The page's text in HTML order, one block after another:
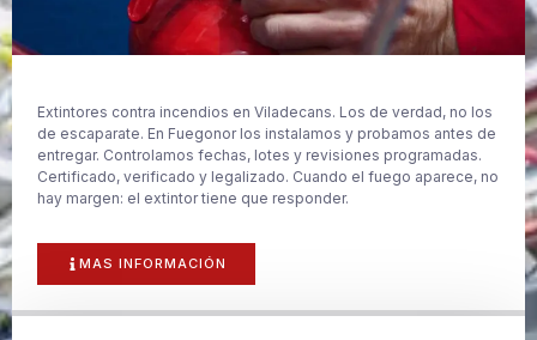
Extintores contra incendios en Viladecans. Los de verdad, no los
de escaparate. En Fuegonor los instalamos y probamos antes de
entregar. Controlamos fechas, lotes y revisiones programadas.
Certificado, verificado y legalizado. Cuando el fuego aparece, no
hay margen: el extintor tiene que responder.
MAS INFORMACIÓN